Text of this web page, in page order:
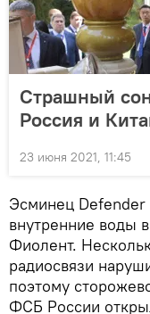
Страшный
Россия и
23 июня 2021, 11:45
Эсминец Defender
внутренние воды
Фиолент.
радиосвязи
поэтому
ФСБ России